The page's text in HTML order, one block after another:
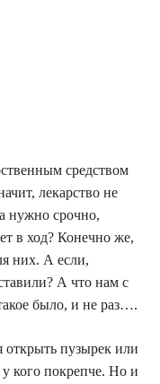
средством
лекарство не
нужно срочно,
в ход? Конечно же,
них. А если,
А что нам с
было, и не раз….
открыть пузырек или
кого покрепче. Но и